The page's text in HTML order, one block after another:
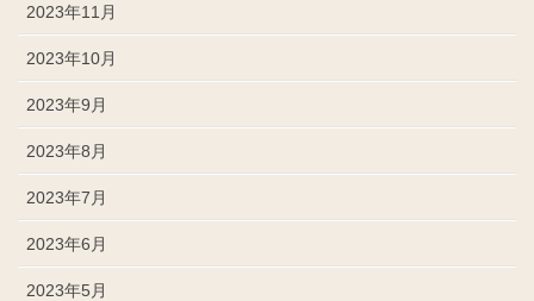
2023年11月
2023年10月
2023年9月
2023年8月
2023年7月
2023年6月
2023年5月